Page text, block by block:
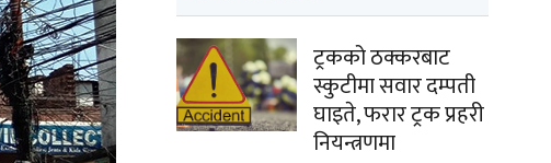
ट्रकको ठक्करबाट
स्कुटीमा सवार दम्पती
घाइते, फरार ट्रक प्रहरी
नियन्त्रणमा